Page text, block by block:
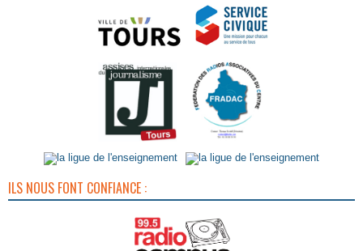
ILS NOUS FONT CONFIANCE :